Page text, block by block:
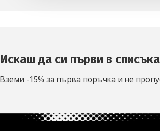
Искаш да си първи в
Вземи -15% за първа поръчка и не